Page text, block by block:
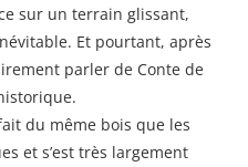
sur un terrain glissant,
Et pourtant, après
parler de Conte de
du même bois que les
et s’est très largement